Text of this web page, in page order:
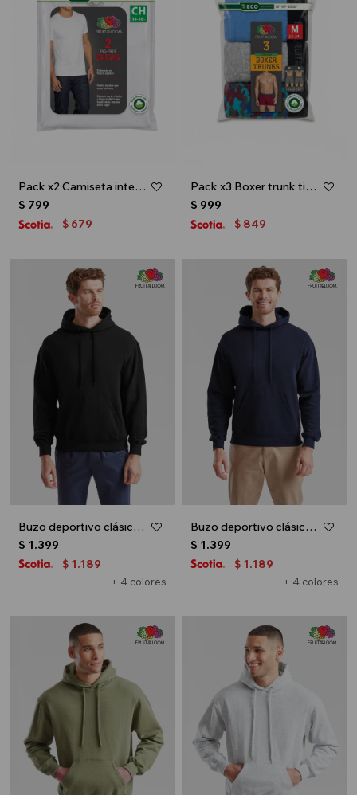
Pack x2 Camiseta interior escote redondo - Blanco
$ 799
$ 679
Pack x3 Boxer trunk tiro bajo para caballero - Multicolor
$ 999
$ 849
Buzo deportivo clásico con capucha - Negro
+ 4 colores
$ 1.399
$ 1.189
Buzo deportivo clásico con capucha - Azul marino
+ 4 colores
$ 1.399
$ 1.189